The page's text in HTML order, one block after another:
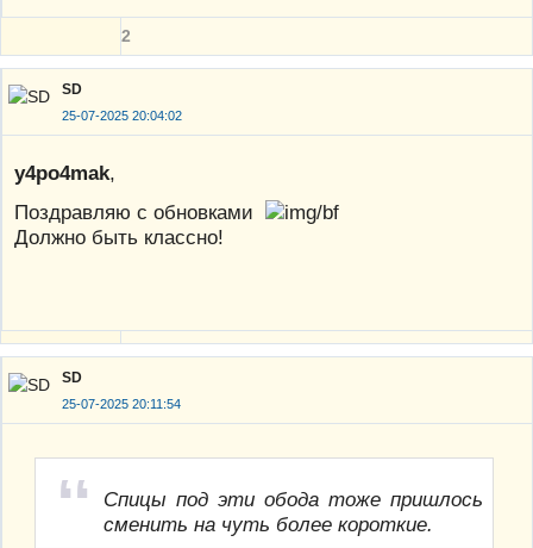
2
SD
25-07-2025 20:04:02
y4po4mak,
Поздравляю с обновками
Должно быть классно!
SD
25-07-2025 20:11:54
Спицы под эти обода тоже пришлось
сменить на чуть более короткие.